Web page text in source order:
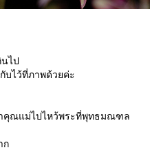
ไป
บไว้ที่ภาพด้วยค่ะ
าคุณแม่ไปไหว้พระที่พุทธมณฑล
ก